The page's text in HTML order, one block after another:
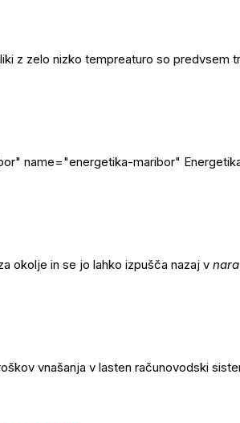
z zelo nizko tempreaturo so predvsem
name="energetika-maribor"
okolje in se jo lahko izpušča nazaj v
vnašanja v lasten računovodski